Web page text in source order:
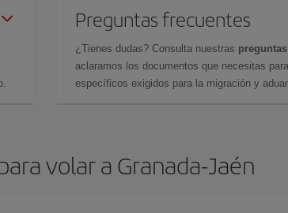
Preguntas frecuentes
¿Tienes dudas? Consulta nuestras
aclaramos los documentos que necesitas
específicos exigidos para la migración y
volar a Granada-Jaén